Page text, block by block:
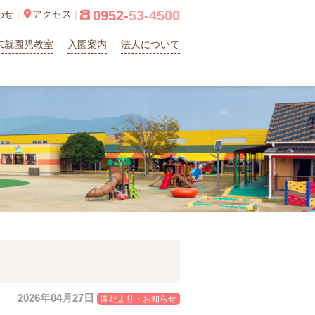
就園児教室 入園案内 法人について
せ | アクセス |  0952-53-4500
2026年04月27日 園だより・お知らせ